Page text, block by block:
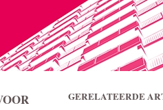
GERELATEERDE